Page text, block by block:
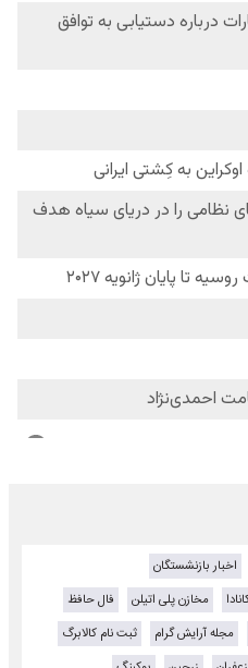
اخبار بازنشستگان
مخازن پلی اتیلن
فال حافظ
مجله آرایش گرام
ثبت نام کالابرگ